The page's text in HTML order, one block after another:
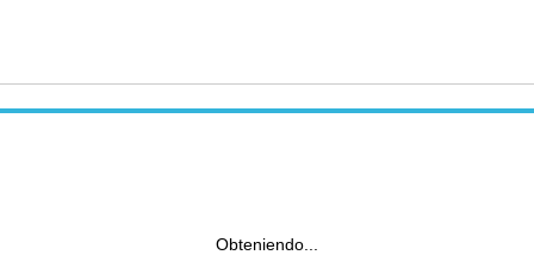
Obteniendo...